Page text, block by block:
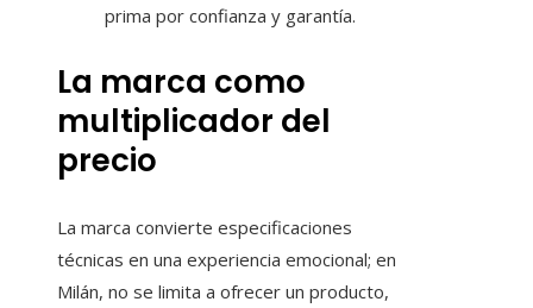
prima por confianza y garantía.
La marca como
multiplicador del
precio
La marca convierte especificaciones
técnicas en una experiencia emocional; en
Milán, no se limita a ofrecer un producto,